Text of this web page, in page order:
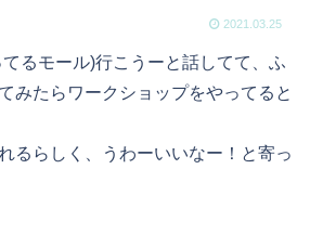
2021.03.25
るモール)行こうーと話してて、ふ
みたらワークショップをやってると
るらしく、うわーいいなー！と寄っ